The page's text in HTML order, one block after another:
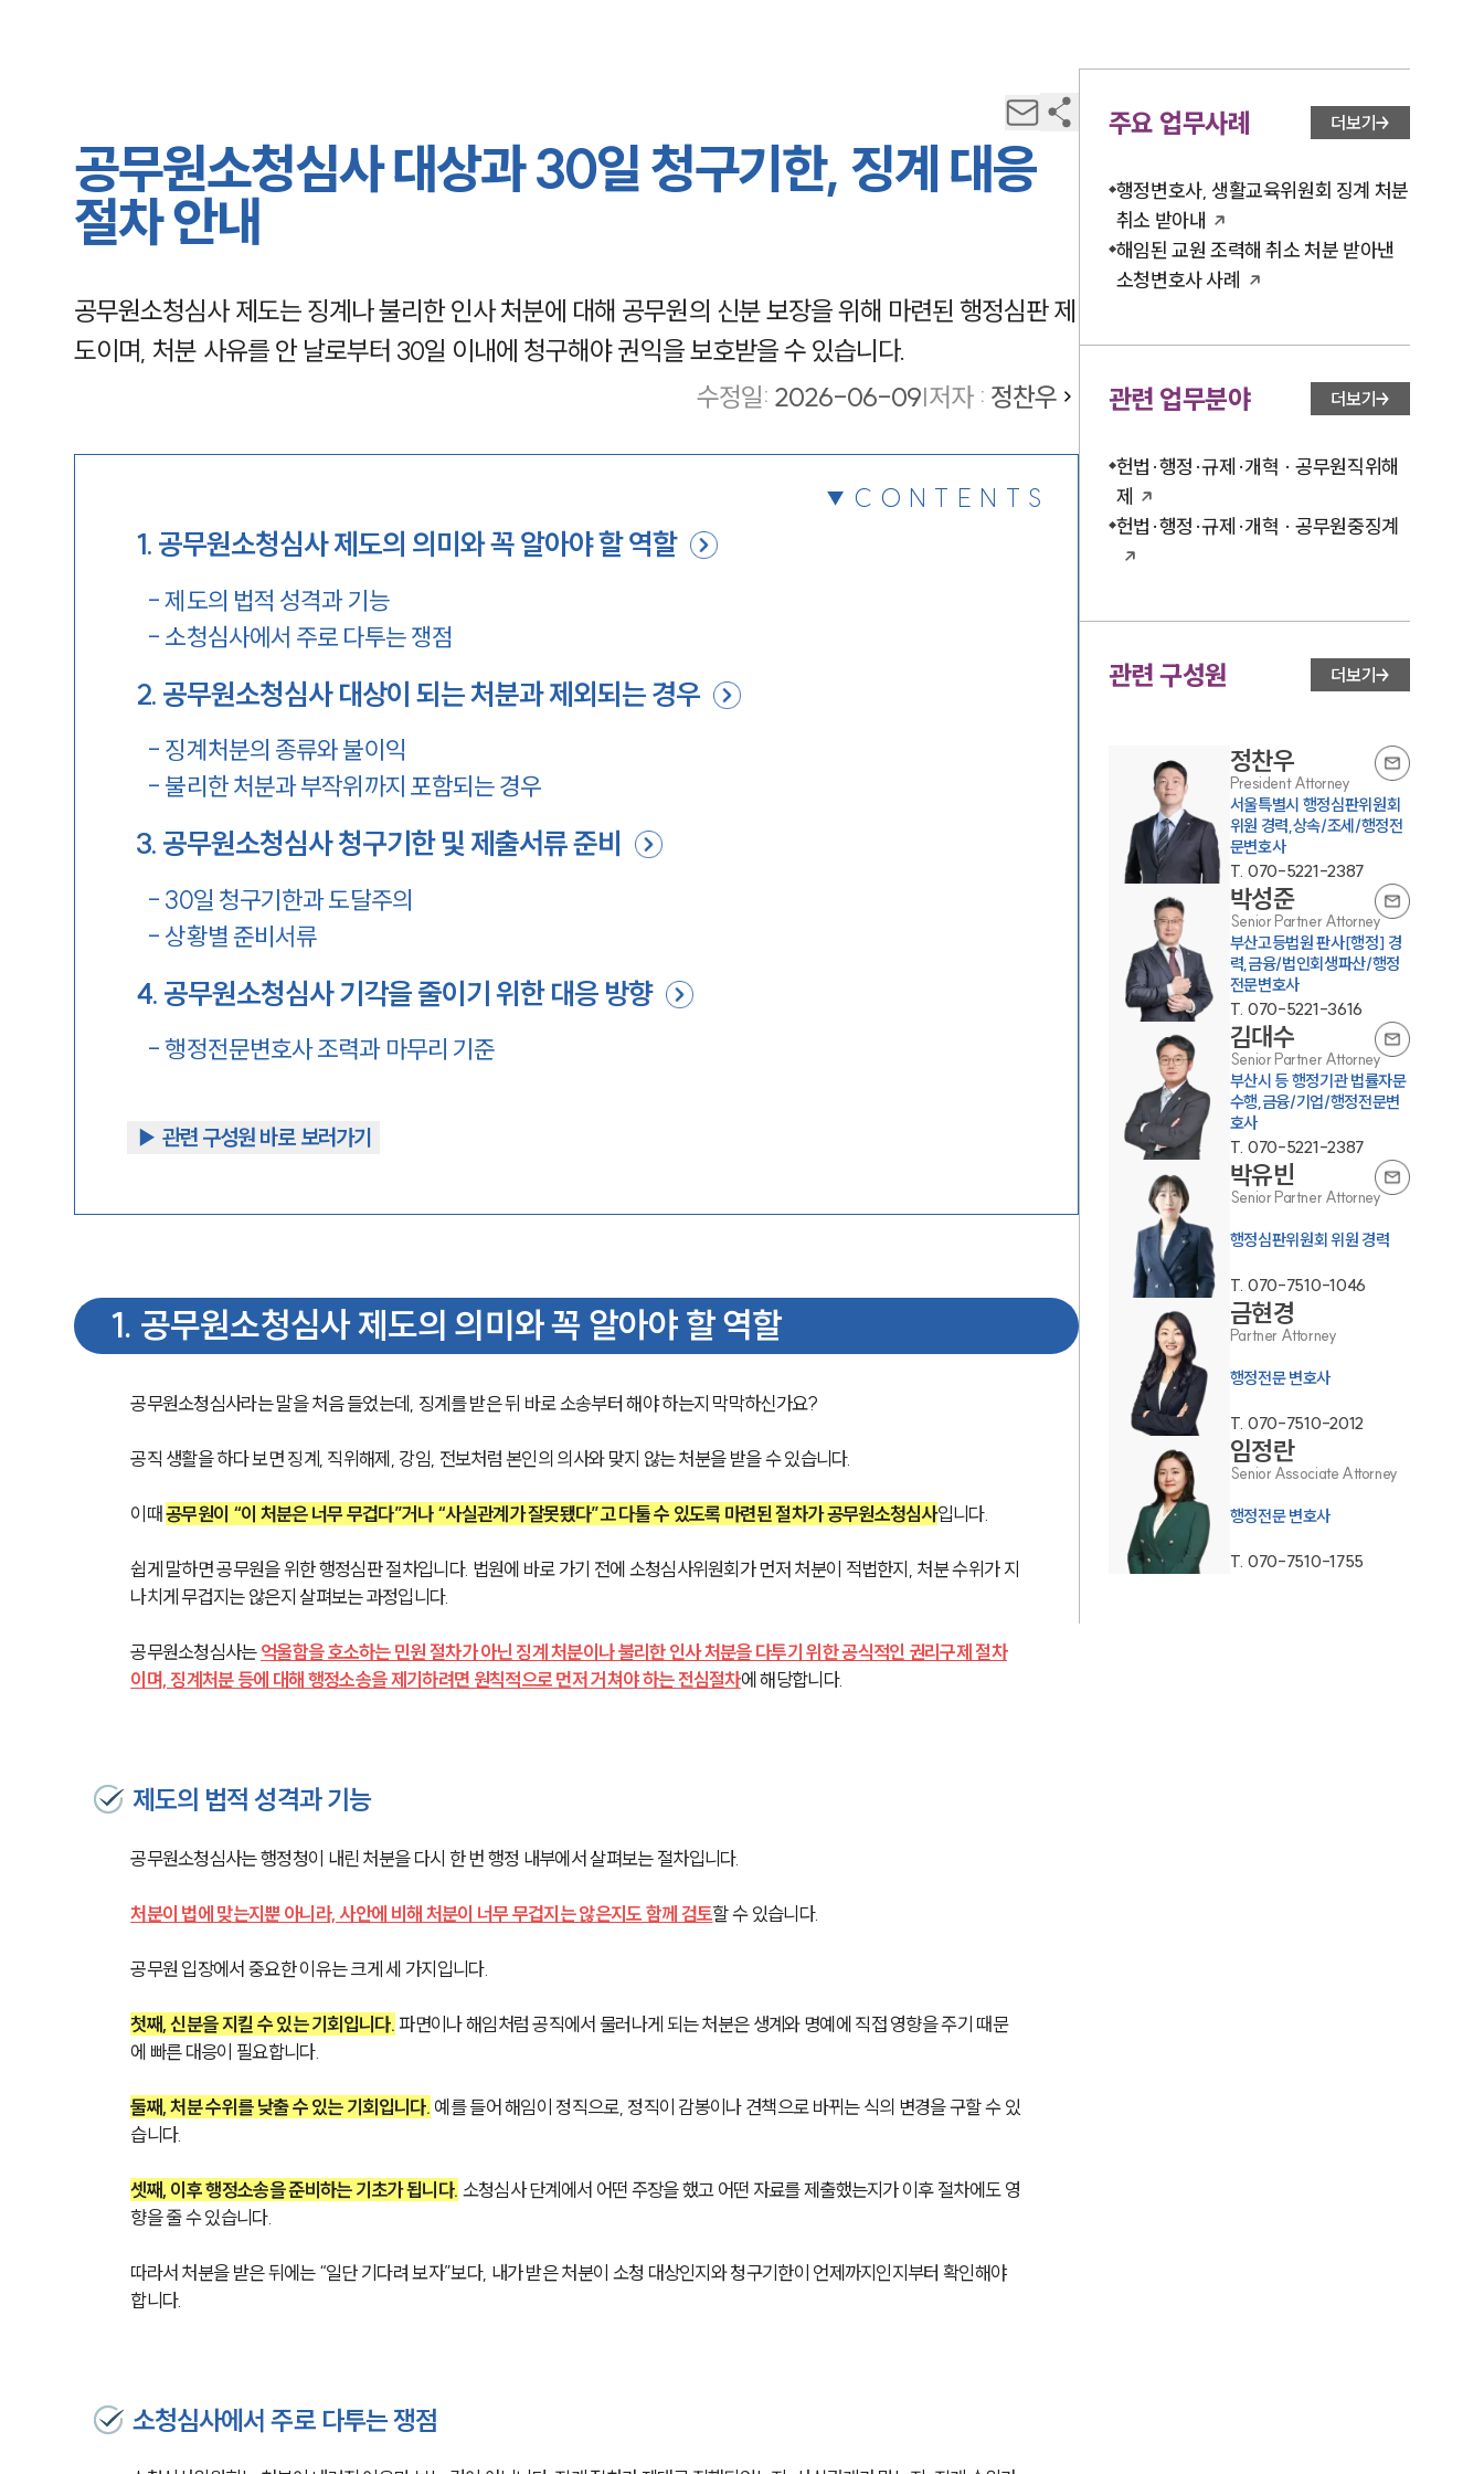
그룹소개
그룹소개
대륜의 강점
오시는 길
글로벌 파트너 로펌
고객의 소리
통합검색
AI대륜
공무원소청심사 대상과 30일 청구기한, 징계 대응
절차 안내
공무원소청심사 제도는 징계나 불리한 인사 처분에 대해 공무원의 신분 보장을 위해 마련된 행정심판 제
도이며, 처분 사유를 안 날로부터 30일 이내에 청구해야 권익을 보호받을 수 있습니다.
수정일: 2026-06-09|저자 : 정찬우
CONTENTS
1. 공무원소청심사 제도의 의미와 꼭 알아야 할 역할
-제도의 법적 성격과 기능
- 소청심사에서 주로 다투는 쟁점
2. 공무원소청심사 대상이 되는 처분과 제외되는 경우
- 징계처분의 종류와 불이익
- 불리한 처분과 부작위까지 포함되는 경우
3. 공무원소청심사 청구기한 및 제출서류 준비
- 30일 청구기한과 도달주의
- 상황별 준비서류
4. 공무원소청심사 기각을 줄이기 위한 대응 방향
-행정전문변호사 조력과 마무리 기준
▶︎ 관련 구성원 바로 보러가기
1. 공무원소청심사 제도의 의미와 꼭 알아야 할 역할
공무원소청심사라는 말을 처음 들었는데, 징계를 받은 뒤 바로 소송부터 해야 하는지 막막하신가요?
공직 생활을 하다 보면 징계, 직위해제, 강임, 전보처럼 본인의 의사와 맞지 않는 처분을 받을 수 있습니다.
이때 공무원이 “이 처분은 너무 무겁다”거나 “사실관계가 잘못됐다”고 다툴 수 있도록 마련된 절차가 공무원소청심사입니다.
쉽게 말하면 공무원을 위한 행정심판 절차입니다. 법원에 바로 가기 전에 소청심사위원회가 먼저 처분이 적법한지, 처분 수위가 지
나치게 무겁지는 않은지 살펴보는 과정입니다.
공무원소청심사는 억울함을 호소하는 민원 절차가 아닌 징계 처분이나 불리한 인사 처분을 다투기 위한 공식적인 권리구제 절차
이며, 징계처분 등에 대해 행정소송을 제기하려면 원칙적으로 먼저 거쳐야 하는 전심절차에 해당합니다.
제도의 법적 성격과 기능
공무원소청심사는 행정청이 내린 처분을 다시 한 번 행정 내부에서 살펴보는 절차입니다.
처분이 법에 맞는지뿐 아니라, 사안에 비해 처분이 너무 무겁지는 않은지도 함께 검토할 수 있습니다.
공무원 입장에서 중요한 이유는 크게 세 가지입니다.
첫째, 신분을 지킬 수 있는 기회입니다. 파면이나 해임처럼 공직에서 물러나게 되는 처분은 생계와 명예에 직접 영향을 주기 때문
에 빠른 대응이 필요합니다.
둘째, 처분 수위를 낮출 수 있는 기회입니다. 예를 들어 해임이 정직으로, 정직이 감봉이나 견책으로 바뀌는 식의 변경을 구할 수 있
습니다.
셋째, 이후 행정소송을 준비하는 기초가 됩니다. 소청심사 단계에서 어떤 주장을 했고 어떤 자료를 제출했는지가 이후 절차에도 영
향을 줄 수 있습니다.
따라서 처분을 받은 뒤에는 “일단 기다려 보자”보다, 내가 받은 처분이 소청 대상인지와 청구기한이 언제까지인지부터 확인해야
합니다.
소청심사에서 주로 다투는 쟁점
주요 업무사례 더보기
행정변호사, 생활교육위원회 징계 처분
취소 받아내
해임된 교원 조력해 취소 처분 받아낸
소청변호사 사례
관련 업무분야 더보기
헌법·행정·규제·개혁 · 공무원직위해
제
헌법·행정·규제·개혁 · 공무원중징계
관련 구성원 더보기
정찬우
President Attorney
서울특별시 행정심판위원회
위원 경력,상속/조세/행정전
문변호사
T. 070-5221-2387
박성준
Senior Partner Attorney
부산고등법원 판사[행정] 경
력,금융/법인회생파산/행정
전문변호사
T. 070-5221-3616
김대수
Senior Partner Attorney
부산시 등 행정기관 법률자문
수행,금융/기업/행정전문변
호사
T. 070-5221-2387
박유빈
Senior Partner Attorney
행정심판위원회 위원 경력
T. 070-7510-1046
금현경
Partner Attorney
행정전문 변호사
T. 070-7510-2012
임정란
Senior Associate Attorney
행정전문 변호사
T. 070-7510-1755